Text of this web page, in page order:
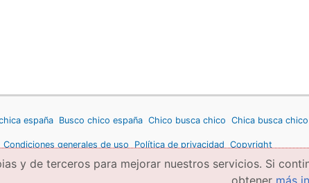
españa Busco chico españa Chico busca chico Chica busca chico
Condiciones generales de uso Política de privacidad Copyright
y de terceros para mejorar nuestros servicios. Si
obtener más